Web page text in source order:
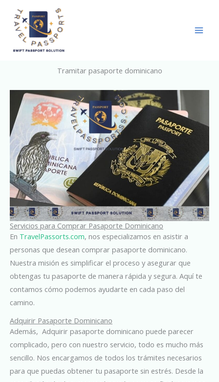
content
Tramitar pasaporte dominicano
Servicios para Comprar Pasaporte Dominicano
En TravelPassorts.com, nos especializamos en asistir a
personas que desean comprar pasaporte dominicano.
Nuestra misión es simplificar el proceso y asegurar que
obtengas tu pasaporte de manera rápida y segura. Aquí te
contamos cómo podemos ayudarte en cada paso del
camino.
Adquirir Pasaporte Dominicano
Además, Adquirir pasaporte dominicano puede parecer
complicado, pero con nuestro servicio, todo es mucho más
sencillo. Nos encargamos de todos los trámites necesarios
para que puedas obtener tu pasaporte sin estrés. Desde la